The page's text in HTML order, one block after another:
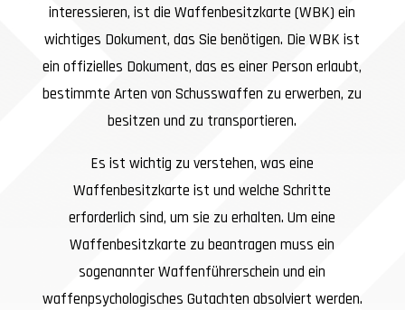
interessieren, ist die Waffenbesitzkarte (WBK) ein
wichtiges Dokument, das Sie benötigen. Die WBK ist
ein offizielles Dokument, das es einer Person erlaubt,
bestimmte Arten von Schusswaffen zu erwerben, zu
besitzen und zu transportieren.
Es ist wichtig zu verstehen, was eine
Waffenbesitzkarte ist und welche Schritte
erforderlich sind, um sie zu erhalten. Um eine
Waffenbesitzkarte zu beantragen muss ein
sogenannter Waffenführerschein und ein
waffenpsychologisches Gutachten absolviert werden.